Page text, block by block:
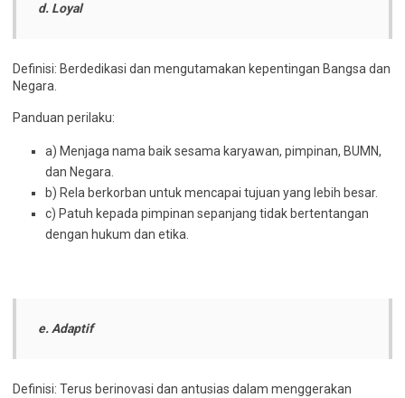
d. Loyal
Definisi: Berdedikasi dan mengutamakan kepentingan Bangsa dan
Negara.
Panduan perilaku:
a) Menjaga nama baik sesama karyawan, pimpinan, BUMN,
dan Negara.
b) Rela berkorban untuk mencapai tujuan yang lebih besar.
c) Patuh kepada pimpinan sepanjang tidak bertentangan
dengan hukum dan etika.
e. Adaptif
Definisi: Terus berinovasi dan antusias dalam menggerakan